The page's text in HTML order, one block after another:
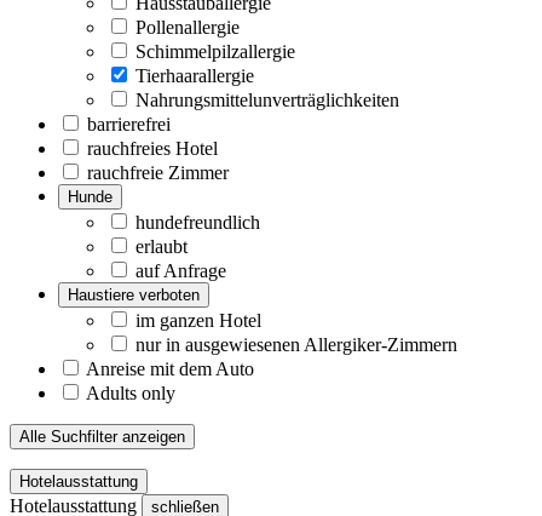
Pollenallergie
Schimmelpilzallergie
Tierhaarallergie
Nahrungsmittelunverträglichkeiten
barrierefrei
rauchfreies Hotel
rauchfreie Zimmer
Hunde
hundefreundlich
erlaubt
auf Anfrage
Haustiere verboten
im ganzen Hotel
nur in ausgewiesenen Allergiker-Zimmern
Anreise mit dem Auto
Adults only
Alle Suchfilter anzeigen
Hotelausstattung
Hotelausstattung schließen